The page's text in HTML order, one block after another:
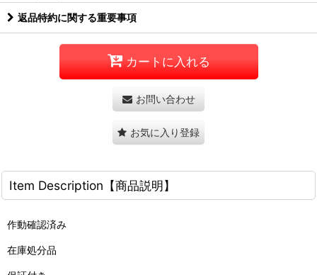
返品特約に関する重要事項
カートに入れる
お問い合わせ
お気に入り登録
Item Description【商品説明】
作動確認済み
在庫処分品